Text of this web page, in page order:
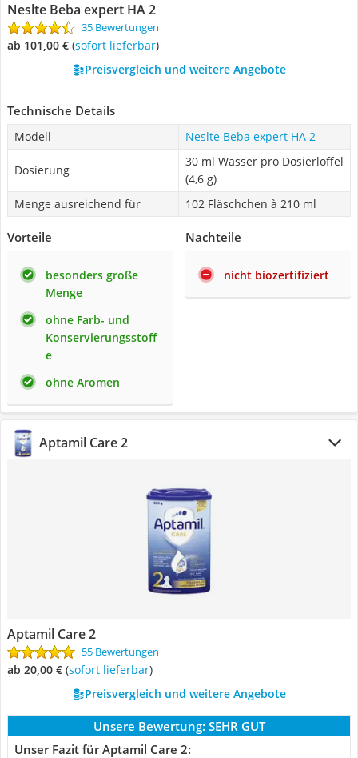
Neslte Beba expert HA 2
35 Bewertungen
ab 101,00 € ( Sofort lieferbar)
Preisvergleich und weitere Angebote
Technische Details
Modell Neslte Beba expert HA 2
Dosierung
30 ml Wasser pro Dosierlöffel
(4,6 g)
Menge ausreichend für
102 Fläschchen à 210 ml
Vorteile
besonders große
Menge
ohne Farb- und
Konservierungsstoff
e
ohne Aromen
Nachteile
nicht biozertifiziert
Aptamil Care 2
Aptamil Care 2
55 Bewertungen
ab 20,00 € ( Sofort lieferbar)
Preisvergleich und weitere Angebote
Unsere Bewertung: SEHR GUT
Unser Fazit für Aptamil Care 2: